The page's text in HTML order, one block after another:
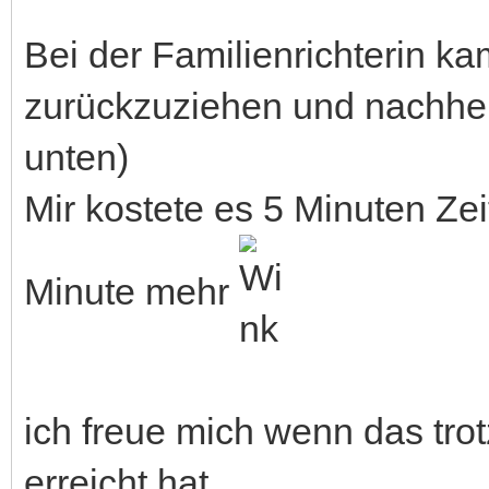
Bei der Familienrichterin
zurückzuziehen und
unten)
Mir kostete es 5 Minuten
Minute mehr
ich freue mich wenn das